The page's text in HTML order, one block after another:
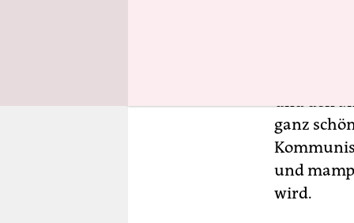
Mehr als
und den
ganz
und
wird.